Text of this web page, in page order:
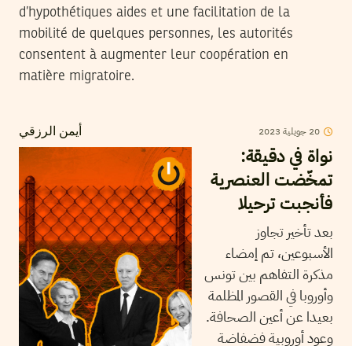
d’hypothétiques aides et une facilitation de la
mobilité de quelques personnes, les autorités
consentent à augmenter leur coopération en
matière migratoire.
أيمن الرزقي 20 جويلية 2023
نواة في دقيقة:
تمخّضت العنصرية
فأنجبت ترحيلا
بعد تأخير تجاوز
الأسبوعين، تم إمضاء
مذكرة التفاهم بين تونس
وأوروبا في القصور المظلمة
بعيدا عن أعين الصحافة.
وعود أوروبية فضفاضة